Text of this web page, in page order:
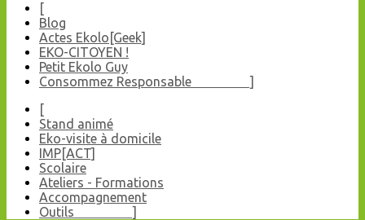
[
Blog
Actes Ekolo[Geek]
EKO-CITOYEN !
Petit Ekolo Guy
Consommez Responsable ]
[
Stand animé
Eko-visite à domicile
IMP[ACT]
Scolaire
Ateliers - Formations
Accompagnement
Outils ]